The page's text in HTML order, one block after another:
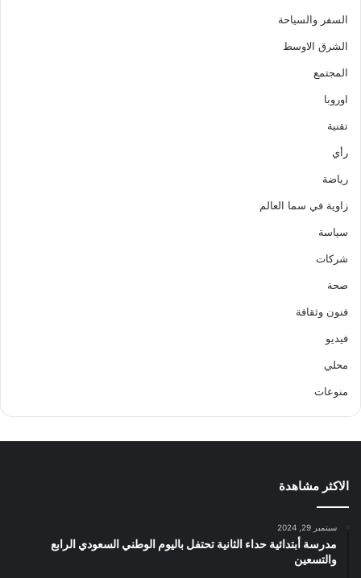
السفر والسياحة
الشرق الاوسط
المجتمع
اوروبا
تقنية
رأي
رياضة
زاوية في سما العالم
سياسة
شركات
صحة
فنون وثقافة
فيديو
محلي
منوعات
الاكثر مشاهدة
سبتمبر 29, 2024
مدرسة أبتدائية حداء الثانية تحتفل باليوم الوطني السعودي الرابع
والتسعين